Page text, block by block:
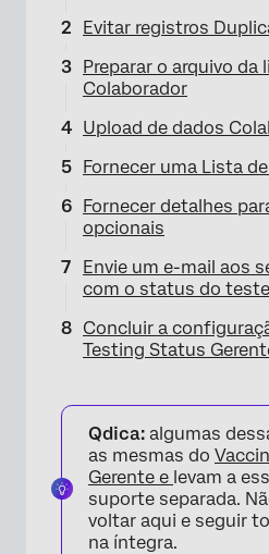
Evitar registros
Preparar o arquivo da
Colaborador
Upload de dados
Fornecer uma Lista
Fornecer detalhes
opcionais
Envie um e-mail aos
com o status do teste
Concluir a
Testing Status
Qdica: algumas
as mesmas do
Gerente e levam a
suporte separada.
voltar aqui e seguir
na íntegra.